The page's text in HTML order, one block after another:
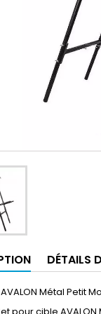
DÉTAILS
Métal Petit